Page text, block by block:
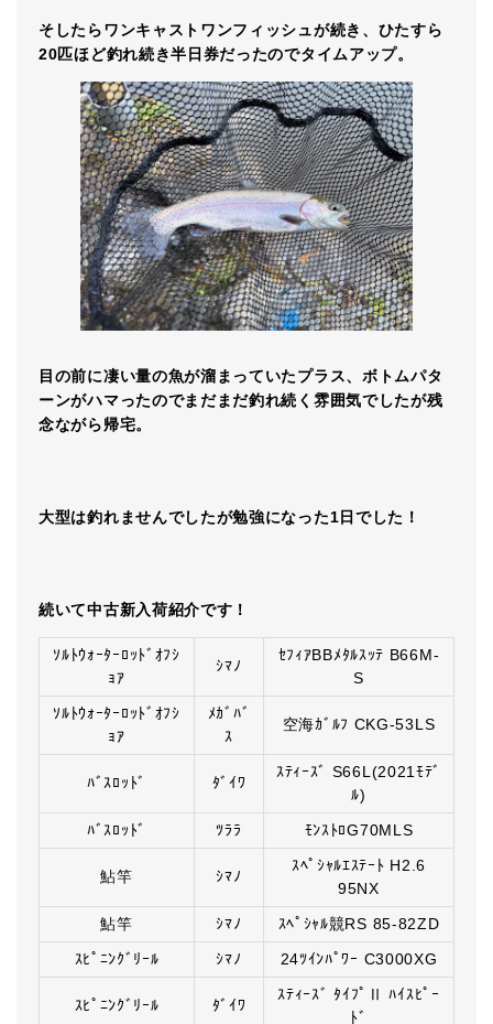
そしたらワンキャストワンフィッシュが続き、ひたすら
20匹ほど釣れ続き半日券だったのでタイムアップ。
目の前に凄い量の魚が溜まっていたプラス、ボトムパタ
ーンがハマったのでまだまだ釣れ続く雰囲気でしたが残
念ながら帰宅。
大型は釣れませんでしたが勉強になった1日でした！
続いて中古新入荷紹介です！
ｿﾙﾄｳｫｰﾀｰﾛｯﾄﾞｵﾌｼ
ｮｱ
ｼﾏﾉ
ｾﾌｨｱBBﾒﾀﾙｽｯﾃ B66M-
S
ｿﾙﾄｳｫｰﾀｰﾛｯﾄﾞｵﾌｼ
ｮｱ
ﾒｶﾞﾊﾞ
ｽ
空海ｶﾞﾙﾌ CKG-53LS
ﾊﾞｽﾛｯﾄﾞ ﾀﾞｲﾜ
ｽﾃｨｰｽﾞ S66L(2021ﾓﾃﾞ
ﾙ)
ﾊﾞｽﾛｯﾄﾞ
ﾂﾗﾗ ﾓﾝｽﾄﾛG70MLS
鮎竿 ｼﾏﾉ
ｽﾍﾟｼｬﾙｴｽﾃｰﾄ H2.6
95NX
鮎竿
ｼﾏﾉ
ｽﾍﾟｼｬﾙ競RS 85-82ZD
ｽﾋﾟﾆﾝｸﾞﾘｰﾙ
ｼﾏﾉ 24ﾂｲﾝﾊﾟﾜｰ C3000XG
ｽﾋﾟﾆﾝｸﾞﾘｰﾙ ﾀﾞｲﾜ
ｽﾃｨｰｽﾞ ﾀｲﾌﾟⅡ ﾊｲｽﾋﾟｰ
ﾄﾞ